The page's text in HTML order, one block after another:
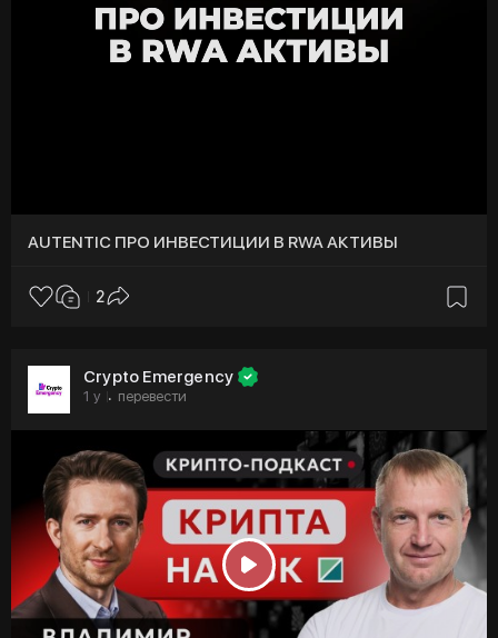
AUTENTIC ПРО ИНВЕСТИЦИИ В RWA АКТИВЫ
2
Crypto Emergency
1 y · перевести
P